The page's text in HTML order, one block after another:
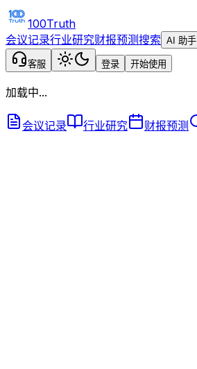
100Truth
会议记录行业研究财报预测搜索 AI 助手
客服 登录 开始使用
加载中...
会议记录 行业研究 财报预测